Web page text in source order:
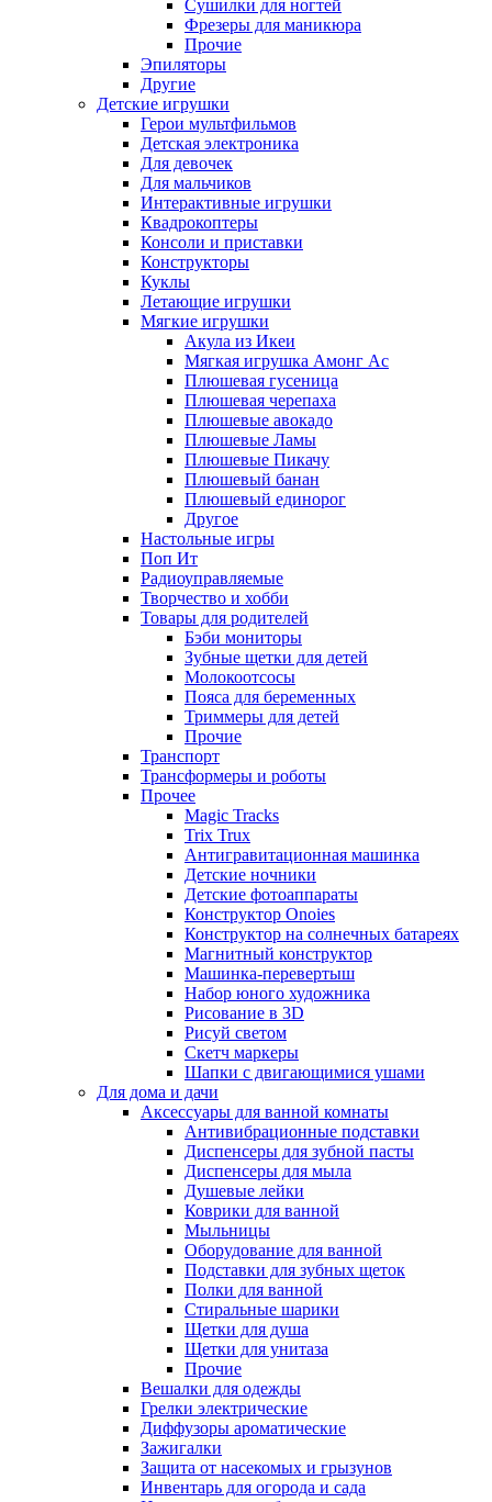
Сушилки для ногтей
Фрезеры для маникюра
Прочие
Эпиляторы
Другие
Детские игрушки
Герои мультфильмов
Детская электроника
Для девочек
Для мальчиков
Интерактивные игрушки
Квадрокоптеры
Консоли и приставки
Конструкторы
Куклы
Летающие игрушки
Мягкие игрушки
Акула из Икеи
Мягкая игрушка Амонг Ас
Плюшевая гусеница
Плюшевая черепаха
Плюшевые авокадо
Плюшевые Ламы
Плюшевые Пикачу
Плюшевый банан
Плюшевый единорог
Другое
Настольные игры
Поп Ит
Радиоуправляемые
Творчество и хобби
Товары для родителей
Бэби мониторы
Зубные щетки для детей
Молокоотсосы
Пояса для беременных
Триммеры для детей
Прочие
Транспорт
Трансформеры и роботы
Прочее
Magic Tracks
Trix Trux
Антигравитационная машинка
Детские ночники
Детские фотоаппараты
Конструктор Onoies
Конструктор на солнечных батареях
Магнитный конструктор
Машинка-перевертыш
Набор юного художника
Рисование в 3D
Рисуй светом
Скетч маркеры
Шапки с двигающимися ушами
Для дома и дачи
Аксессуары для ванной комнаты
Антивибрационные подставки
Диспенсеры для зубной пасты
Диспенсеры для мыла
Душевые лейки
Коврики для ванной
Мыльницы
Оборудование для ванной
Подставки для зубных щеток
Полки для ванной
Стиральные шарики
Щетки для душа
Щетки для унитаза
Прочие
Вешалки для одежды
Грелки электрические
Диффузоры ароматические
Зажигалки
Защита от насекомых и грызунов
Инвентарь для огорода и сада